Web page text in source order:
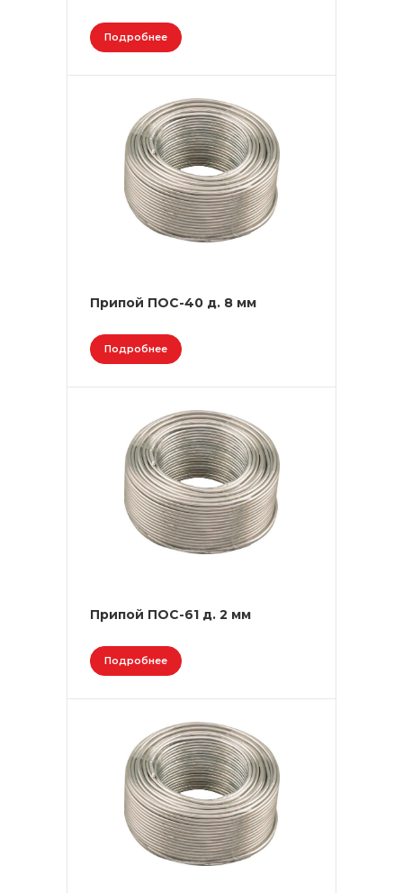
Подробнее
Припой ПОС-40 д. 8 мм
Подробнее
Припой ПОС-61 д. 2 мм
Подробнее